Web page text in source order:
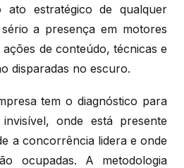
estratégico de qualquer
a presença em motores
de conteúdo, técnicas e
disparadas no escuro.
tem o diagnóstico para
onde está presente
a concorrência lidera e onde
ocupadas. A metodologia